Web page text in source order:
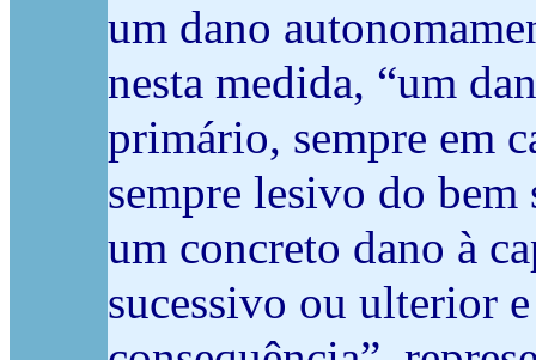
um dano
nesta medida, “um
primário, sempre em
sempre lesivo do bem
um concreto dano à
sucessivo ou ulterior